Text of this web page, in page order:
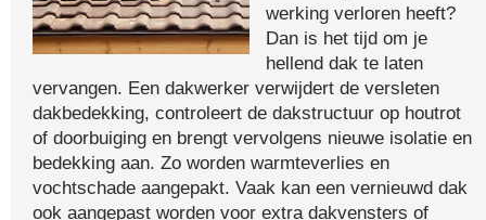
werking verloren heeft?
Dan is het tijd om je
hellend dak te laten
vervangen. Een dakwerker verwijdert de versleten
dakbedekking, controleert de dakstructuur op houtrot
of doorbuiging en brengt vervolgens nieuwe isolatie en
bedekking aan. Zo worden warmteverlies en
vochtschade aangepakt. Vaak kan een vernieuwd dak
ook aangepast worden voor extra dakvensters of